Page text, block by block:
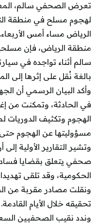
تعرض الصحفي سالم،
لهجوم مسلح في منطقة
الرياض مساء أمس
منطقة الرياض، فإن
سالم أثناء تواجده في
بالغة نُقل على إثرها إلى
وأكد البيان الرسمي أن
في الحادثة، وتمكنت من
الهجوم وتكثيف الدوريات
مسؤوليتها عن الهجوم حتى
وتشير التقارير الأولية
صحفي يتعلق بقضايا
الحكومية، وقد تلقى
ونقلت مصادر مقربة من
تحقيقه خلال الأيام القادمة.
وندد نقيب الصحفيين